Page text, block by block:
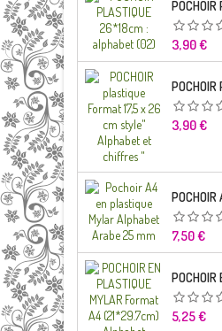
Prix
3,90 €
Prix
3,90 €
Prix
7,50 €
Prix
5,25 €